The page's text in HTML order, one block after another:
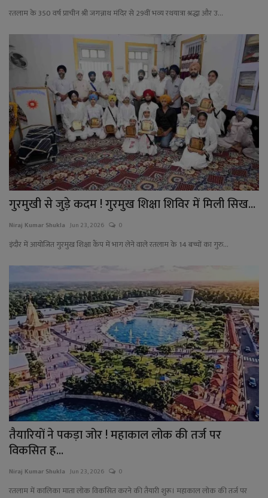
रतलाम के 350 वर्ष प्राचीन श्री जगन्नाथ मंदिर से 29वीं भव्य रथयात्रा श्रद्धा और उ...
गुरमुखी से जुड़े कदम ! गुरमुख शिक्षा शिविर में मिली सिख...
Niraj Kumar Shukla Jun 23, 2026 0
इंदौर में आयोजित गुरमुख शिक्षा कैंप में भाग लेने वाले रतलाम के 14 बच्चों का गुरु...
तैयारियों ने पकड़ा जोर ! महाकाल लोक की तर्ज पर
विकसित ह...
Niraj Kumar Shukla Jun 23, 2026 0
रतलाम में कालिका माता लोक विकसित करने की तैयारी शुरू। महाकाल लोक की तर्ज पर